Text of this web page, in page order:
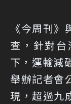
《今周刊》
查，針對
下，運輸減
舉辦記者會
現，超過九